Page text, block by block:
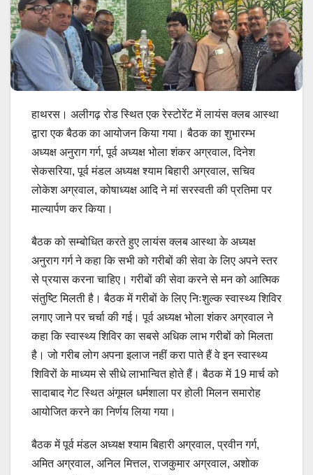
हाथरस। अलीगढ़ रोड स्थित एक रेस्टोरेंट में लायंस क्लब आस्था
द्वारा एक बैठक का आयोजन किया गया। बैठक का शुभारम्भ
अध्यक्ष अनुराग गर्ग, पूर्व अध्यक्ष भोला शंकर अग्रवाल, दिनेश
सेकसरिया, पूर्व मंडल अध्यक्ष श्याम बिहारी अग्रवाल, सचिव
लोकेश अग्रवाल, कोषाध्यक्ष आदि ने मां सरस्वती की प्रतिमा पर
माल्यार्पण कर किया।
बैठक को सम्बोधित करते हुए लायंस क्लब आस्था के अध्यक्ष
अनुराग गर्ग ने कहा कि सभी को गरीबों की सेवा के लिए अपने स्तर
से प्रयास करना चाहिए। गरीबों की सेवा करने से मन को आत्मिक
संतुष्टि मिलती है। बैठक में गरीबों के लिए निःशुल्क स्वास्थ्य शिविर
लगाए जाने पर चर्चा की गई। पूर्व अध्यक्ष भोला शंकर अग्रवाल ने
कहा कि स्वास्थ्य शिविर का सबसे अधिक लाभ गरीबों को मिलता
है। जो गरीब लोग अपना इलाज नहीं करा पाते हैं वे इन स्वास्थ्य
शिविरों के माध्यम से सीधे लाभान्वित होते हैं। बैठक में 19 मार्च को
सादाबाद गेट स्थित अंगूमल धर्मशाला पर होली मिलन समारोह
आयोजित करने का निर्णय लिया गया।
बैठक में पूर्व मंडल अध्यक्ष श्याम बिहारी अग्रवाल, प्रवीन गर्ग,
अमित अग्रवाल, अनिल मित्तल, राजकुमार अग्रवाल, अशोक